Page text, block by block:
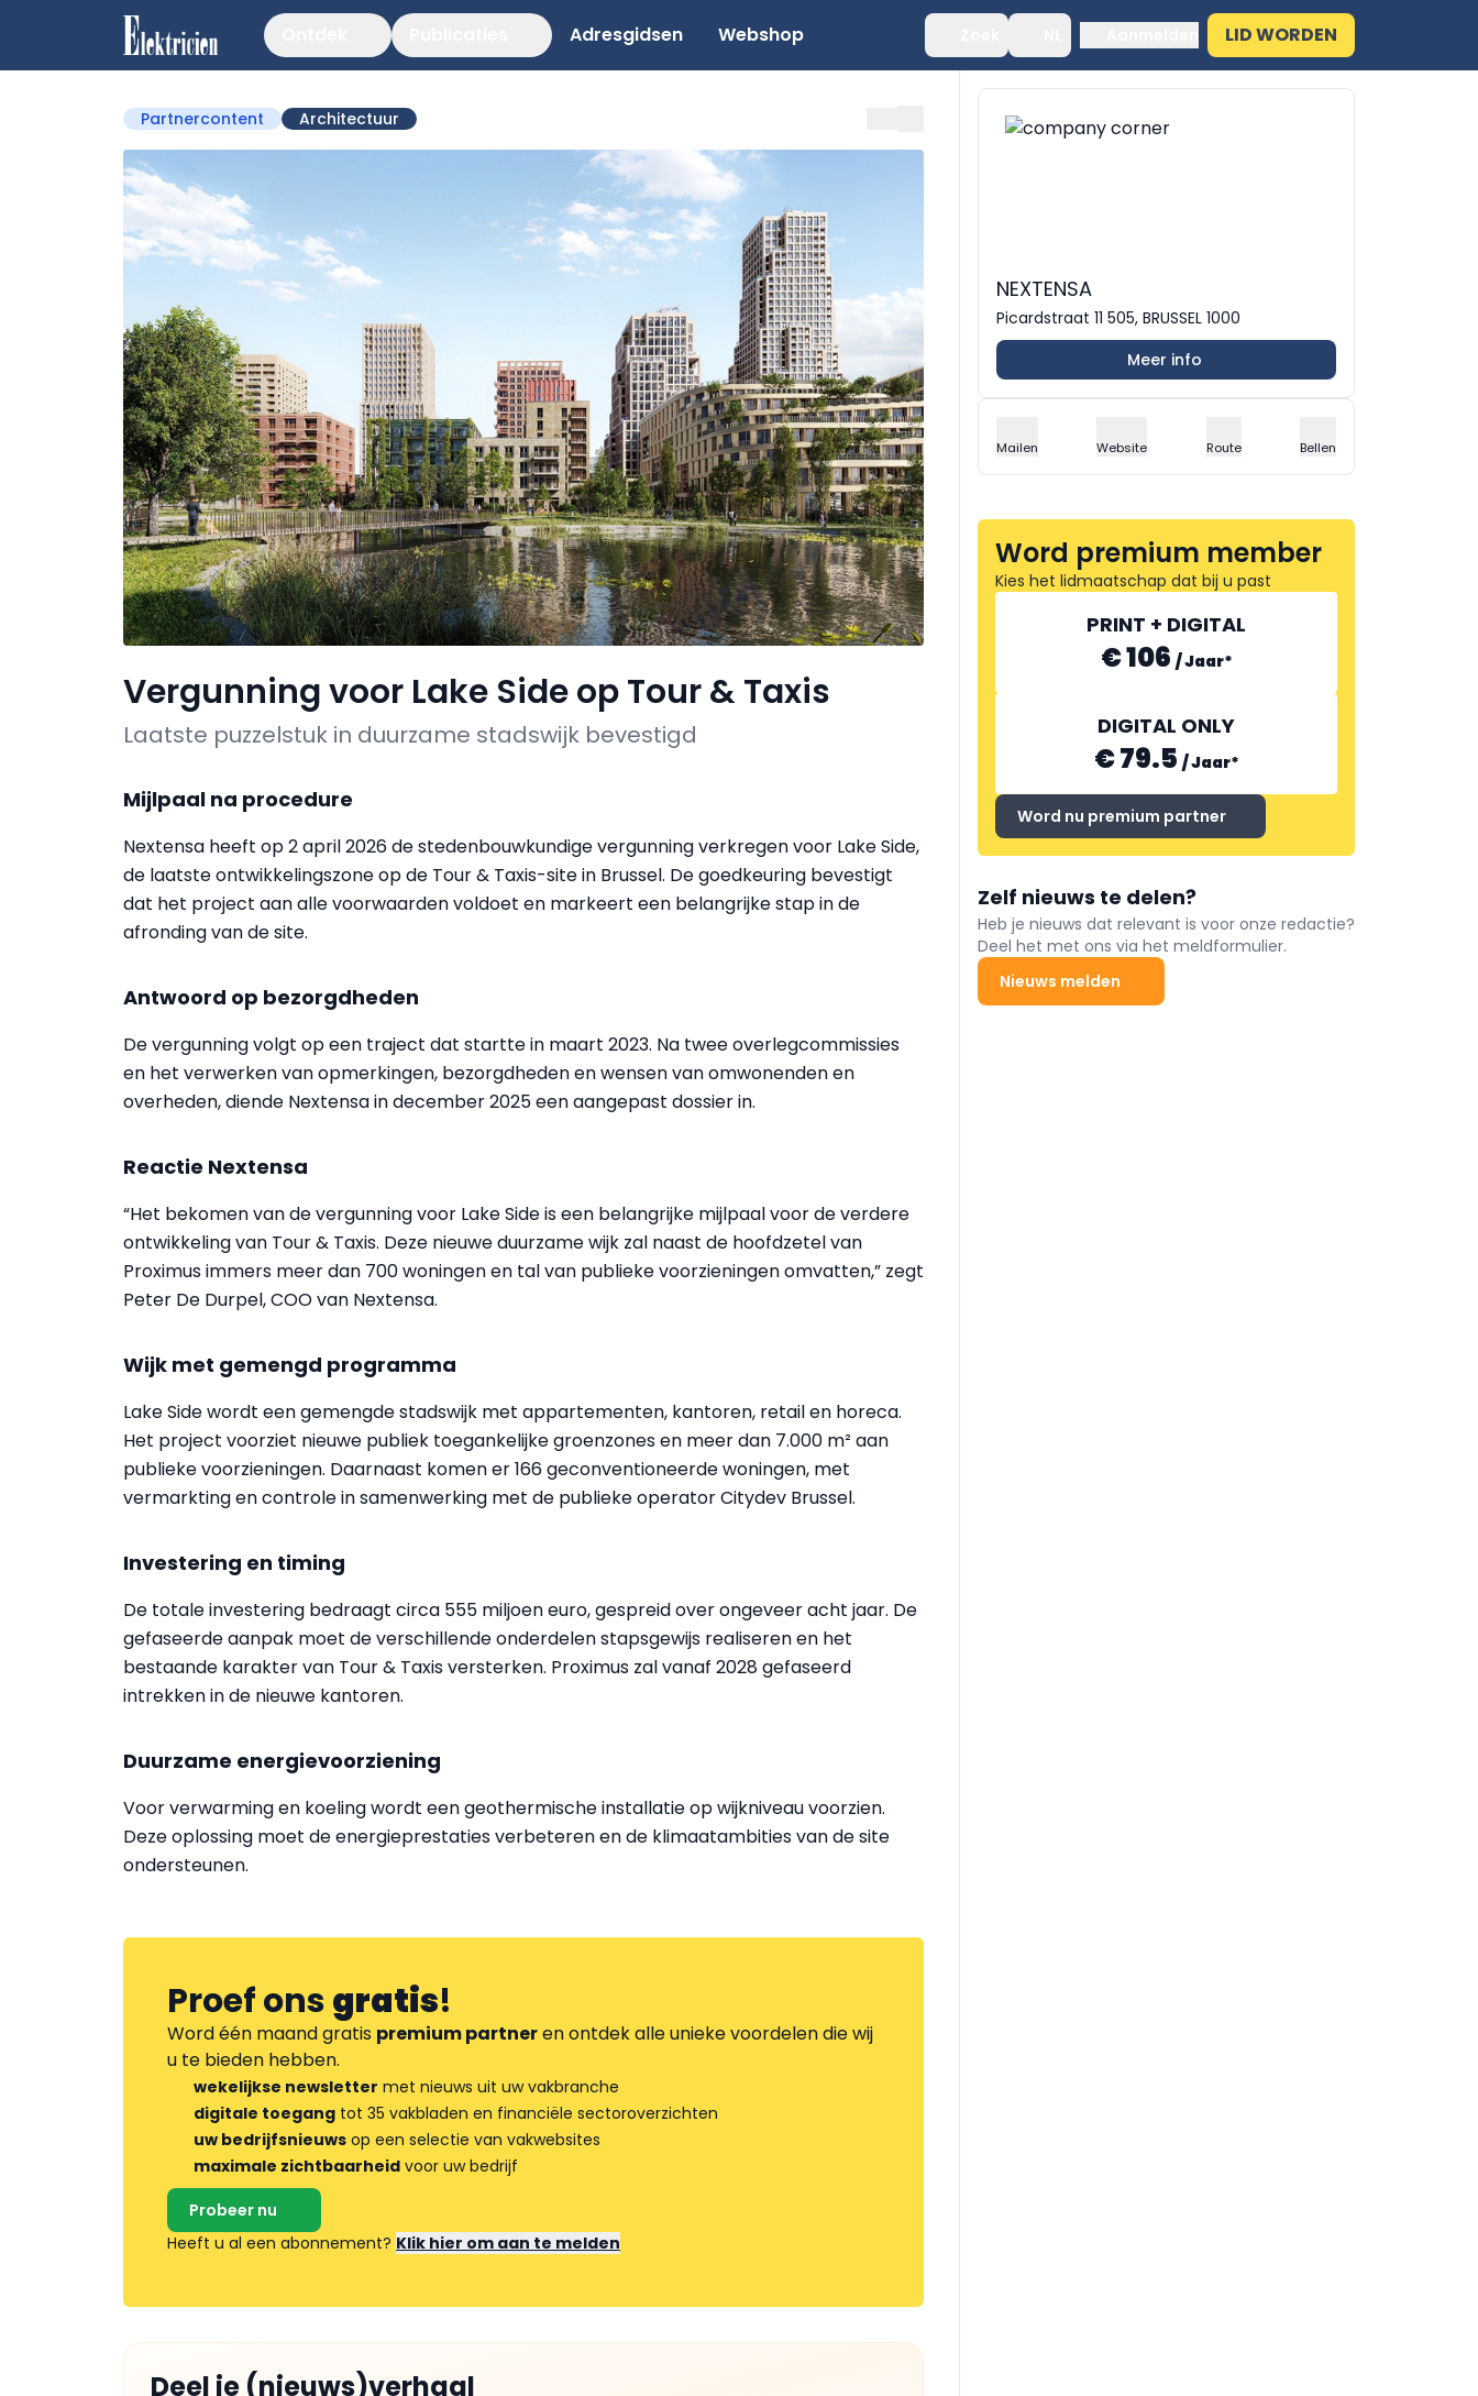
Adresgidsen Webshop LID WORDEN
Partnercontent Architectuur
Vergunning voor Lake Side op Tour & Taxis
Laatste puzzelstuk in duurzame stadswijk bevestigd
Mijlpaal na procedure
Nextensa heeft op 2 april 2026 de stedenbouwkundige vergunning verkregen voor Lake Side,
de laatste ontwikkelingszone op de Tour & Taxis-site in Brussel. De goedkeuring bevestigt
dat het project aan alle voorwaarden voldoet en markeert een belangrijke stap in de
afronding van de site.
Antwoord op bezorgdheden
De vergunning volgt op een traject dat startte in maart 2023. Na twee overlegcommissies
en het verwerken van opmerkingen, bezorgdheden en wensen van omwonenden en
overheden, diende Nextensa in december 2025 een aangepast dossier in.
Reactie Nextensa
“Het bekomen van de vergunning voor Lake Side is een belangrijke mijlpaal voor de verdere
ontwikkeling van Tour & Taxis. Deze nieuwe duurzame wijk zal naast de hoofdzetel van
Proximus immers meer dan 700 woningen en tal van publieke voorzieningen omvatten,” zegt
Peter De Durpel, COO van Nextensa.
Wijk met gemengd programma
Lake Side wordt een gemengde stadswijk met appartementen, kantoren, retail en horeca.
Het project voorziet nieuwe publiek toegankelijke groenzones en meer dan 7.000 m² aan
publieke voorzieningen. Daarnaast komen er 166 geconventioneerde woningen, met
vermarkting en controle in samenwerking met de publieke operator Citydev Brussel.
Investering en timing
De totale investering bedraagt circa 555 miljoen euro, gespreid over ongeveer acht jaar. De
gefaseerde aanpak moet de verschillende onderdelen stapsgewijs realiseren en het
bestaande karakter van Tour & Taxis versterken. Proximus zal vanaf 2028 gefaseerd
intrekken in de nieuwe kantoren.
Duurzame energievoorziening
Voor verwarming en koeling wordt een geothermische installatie op wijkniveau voorzien.
Deze oplossing moet de energieprestaties verbeteren en de klimaatambities van de site
ondersteunen.
Proef onsgratis!
Word één maand gratis premium partneren ontdek alle unieke voordelen die wij
u te bieden hebben.
wekelijkse newsletter met nieuws uit uw vakbranche
digitale toegang tot 35 vakbladen en financiële sectoroverzichten
uw bedrijfsnieuws op een selectie van vakwebsites
maximale zichtbaarheid voor uw bedrijf
Probeer nu
Heeft u al een abonnement? Klik hier om aan te melden
Deel je (nieuws)verhaal
NEXTENSA
Picardstraat 11 505, BRUSSEL 1000
Meer info
Mailen Website Route Bellen
Word premium member
Kies het lidmaatschap dat bij u past
PRINT + DIGITAL
€ 106 /Jaar*
DIGITAL ONLY
€ 79.5 /Jaar*
Word nu premium partner
Zelf nieuws te delen?
Heb je nieuws dat relevant is voor onze redactie?
Deel het met ons via het meldformulier.
Nieuws melden